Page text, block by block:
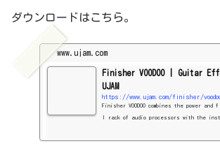
ダウンロードはこちら。
www.ujam.com
Finisher VOODOO | Guitar
UJAM
https://www.ujam.com/finisher/
Finisher VOODOO combines the power
l rack of audio processors with the